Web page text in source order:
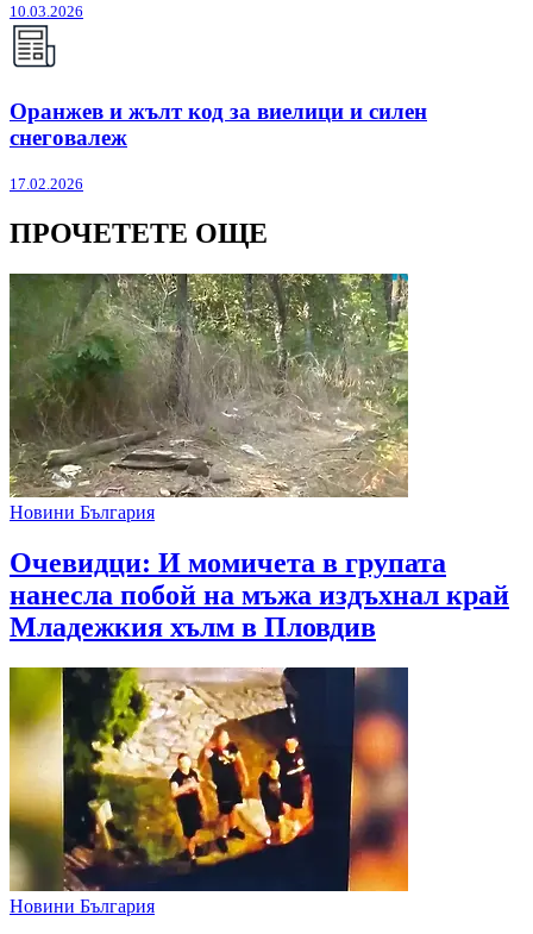
10.03.2026
Оранжев и жълт код за виелици и силен
снеговалеж
17.02.2026
ПРОЧЕТЕТЕ ОЩЕ
Новини България
Очевидци: И момичета в групата
нанесла побой на мъжа издъхнал край
Младежкия хълм в Пловдив
Новини България